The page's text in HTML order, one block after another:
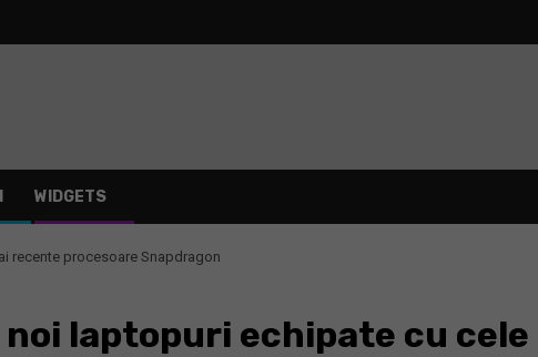
WIDGETS
recente procesoare Snapdragon
laptopuri echipate cu